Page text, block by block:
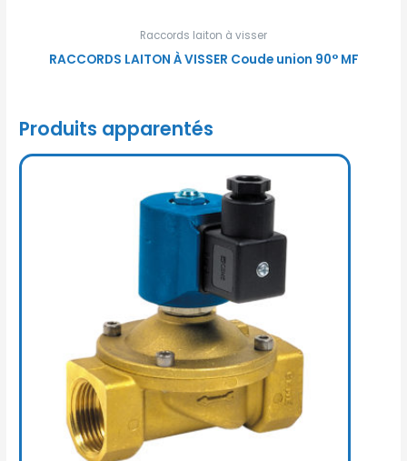
Raccords laiton à visser
RACCORDS LAITON À VISSER Coude union 90° MF
Produits apparentés